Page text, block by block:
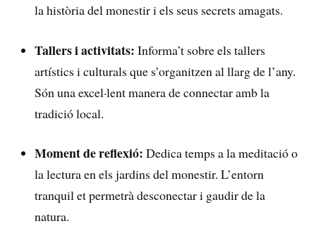
la⁤ història del monestir i els seus ⁤secrets amagats.
Tallers i activitats: Informa’t sobre els tallers
artístics i culturals que‌ s’organitzen al‌ llarg de l’any.
Són una⁢ excel·lent manera de connectar ‌amb la
tradició local.
Moment de reflexió: Dedica ⁢temps ‍a la meditació o
la lectura en els jardins⁢ del⁣ monestir. L’entorn⁢
tranquil et ‍permetrà desconectar i⁤ gaudir de la
natura.